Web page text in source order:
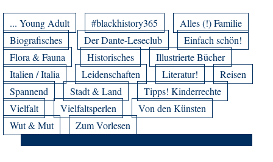
... Young Adult #blackhistory365
Alles (!) Familie
Biografisches
Der Dante-Leseclub
Einfach schön!
Flora & Fauna
Historisches
Illustrierte Bücher
Italien / Italia
Leidenschaften Literatur!
Reisen
Spannend
Stadt & Land
Tipps! Kinderrechte
Vielfalt
Vielfaltsperlen
Von den Künsten
Wut & Mut
Zum Vorlesen